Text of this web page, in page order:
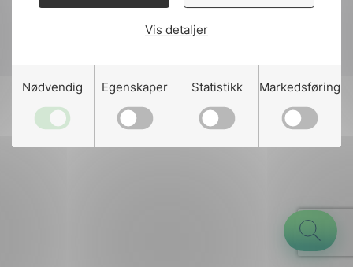
Vis detaljer
Nødvendig Egenskaper Statistikk Markedsføring